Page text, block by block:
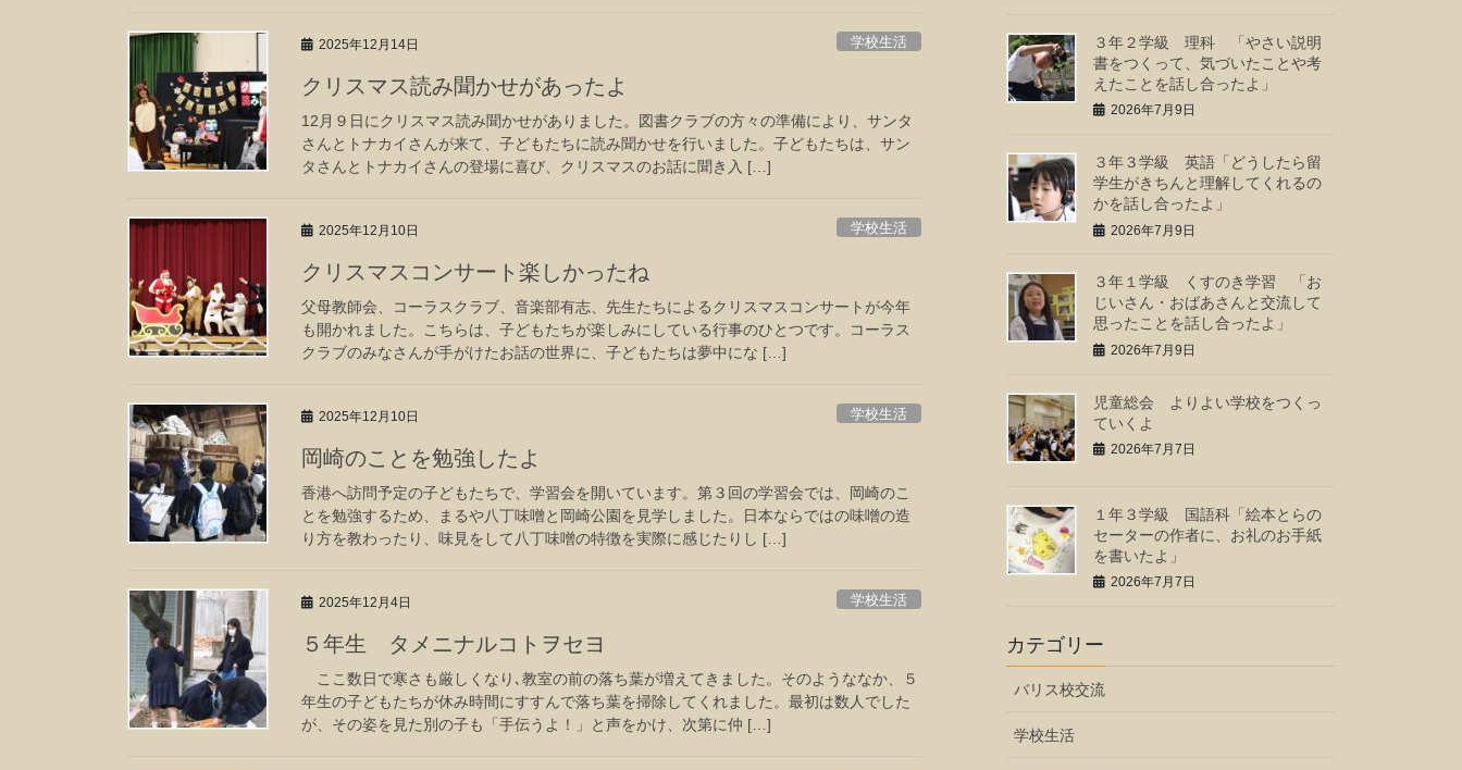
2025年12月14日 学校生活
クリスマス読み聞かせがあったよ
12月９日にクリスマス読み聞かせがありました。図書クラブの方々の準備により、サンタ
さんとトナカイさんが来て、子どもたちに読み聞かせを行いました。子どもたちは、サン
タさんとトナカイさんの登場に喜び、クリスマスのお話に聞き入 […]
2025年12月10日 学校生活
クリスマスコンサート楽しかったね
父母教師会、コーラスクラブ、音楽部有志、先生たちによるクリスマスコンサートが今年
も開かれました。こちらは、子どもたちが楽しみにしている行事のひとつです。コーラス
クラブのみなさんが手がけたお話の世界に、子どもたちは夢中にな […]
2025年12月10日 学校生活
岡崎のことを勉強したよ
香港へ訪問予定の子どもたちで、学習会を開いています。第３回の学習会では、岡崎のこ
とを勉強するため、まるや八丁味噌と岡崎公園を見学しました。日本ならではの味噌の造
り方を教わったり、味見をして八丁味噌の特徴を実際に感じたりし […]
2025年12月4日 学校生活
５年生 タメニナルコトヲセヨ
ここ数日で寒さも厳しくなり､教室の前の落ち葉が増えてきました。そのようななか、５
年生の子どもたちが休み時間にすすんで落ち葉を掃除してくれました。最初は数人でした
が、その姿を見た別の子も「手伝うよ！」と声をかけ、次第に仲 […]
３年２学級 理科 「やさい説明
書をつくって、気づいたことや考
えたことを話し合ったよ」
2026年7月9日
３年３学級 英語「どうしたら留
学生がきちんと理解してくれるの
かを話し合ったよ」
2026年7月9日
３年１学級 くすのき学習 「お
じいさん・おばあさんと交流して
思ったことを話し合ったよ」
2026年7月9日
児童総会 よりよい学校をつくっ
ていくよ
2026年7月7日
１年３学級 国語科「絵本とらの
セーターの作者に、お礼のお手紙
を書いたよ」
2026年7月7日
カテゴリー
バリス校交流
学校生活